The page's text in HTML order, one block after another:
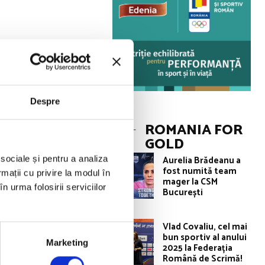
Despre
și pentru a analiza
cu privire la modul în
urma folosirii serviciilor
Marketing
distincție a
extraordinare
și în semn de
de
său,
lume. Este
pe plan
ROMANIA FOR
GOLD
Aurelia Brădeanu a
fost numită team
mager la CSM
București
Vlad Covaliu, cel mai
bun sportiv al anului
2025 la Federația
Română de Scrimă!